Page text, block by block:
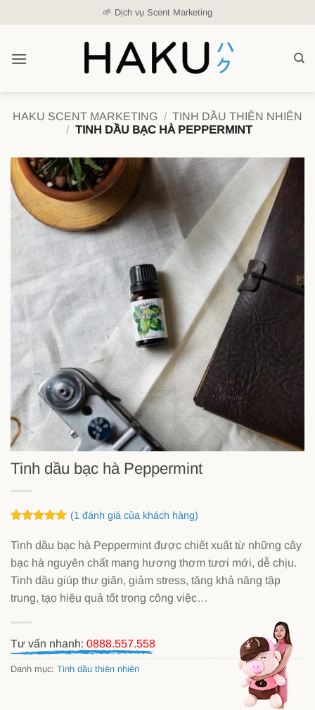
🌱 Dịch vụ Scent Marketing
HAKU SCENT MARKETING / TINH DẦU THIÊN NHIÊN
/ TINH DẦU BẠC HÀ PEPPERMINT
Tinh dầu bạc hà Peppermint
dựa trên
(1 đánh giá của khách hàng)
Tinh dầu bạc hà Peppermint được chiết xuất từ những cây
bạc hà nguyên chất mang hương thơm tươi mới, dễ chịu.
Tinh dầu giúp thư giãn, giảm stress, tăng khả năng tập
trung, tạo hiệu quả tốt trong công việc…
Tư vấn nhanh: 0888.557.558
Danh mục: Tinh dầu thiên nhiên